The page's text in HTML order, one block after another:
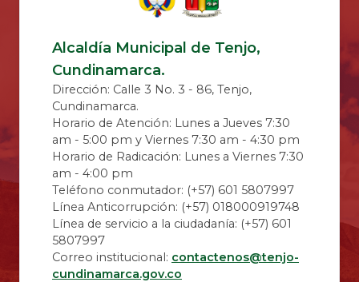
Alcaldía Municipal de Tenjo,
Cundinamarca.
Dirección: Calle 3 No. 3 - 86, Tenjo,
Cundinamarca.
Horario de Atención: Lunes a Jueves 7:30
am - 5:00 pm y Viernes 7:30 am - 4:30 pm
Horario de Radicación: Lunes a Viernes 7:30
am - 4:00 pm
Teléfono conmutador: (+57) 601 5807997
Línea Anticorrupción: (+57) 018000919748
Línea de servicio a la ciudadanía: (+57) 601
5807997
Correo institucional: contactenos@tenjo-
cundinamarca.gov.co